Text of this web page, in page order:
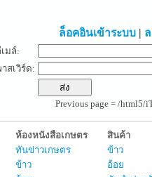
ล็อคอินเข้าระบบ |
มล์:
สเวิร์ด:
Previous page = /html5/
ห้องหนังสือเกษตร
ทันข่าวเกษตร
ข้าว
สินค้า
ข้าว
อ้อย